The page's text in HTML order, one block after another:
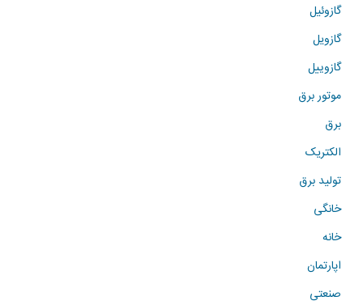
گازوئیل
گازویل
گازوییل
موتور برق
برق
الکتریک
تولید برق
خانگی
خانه
اپارتمان
صنعتی